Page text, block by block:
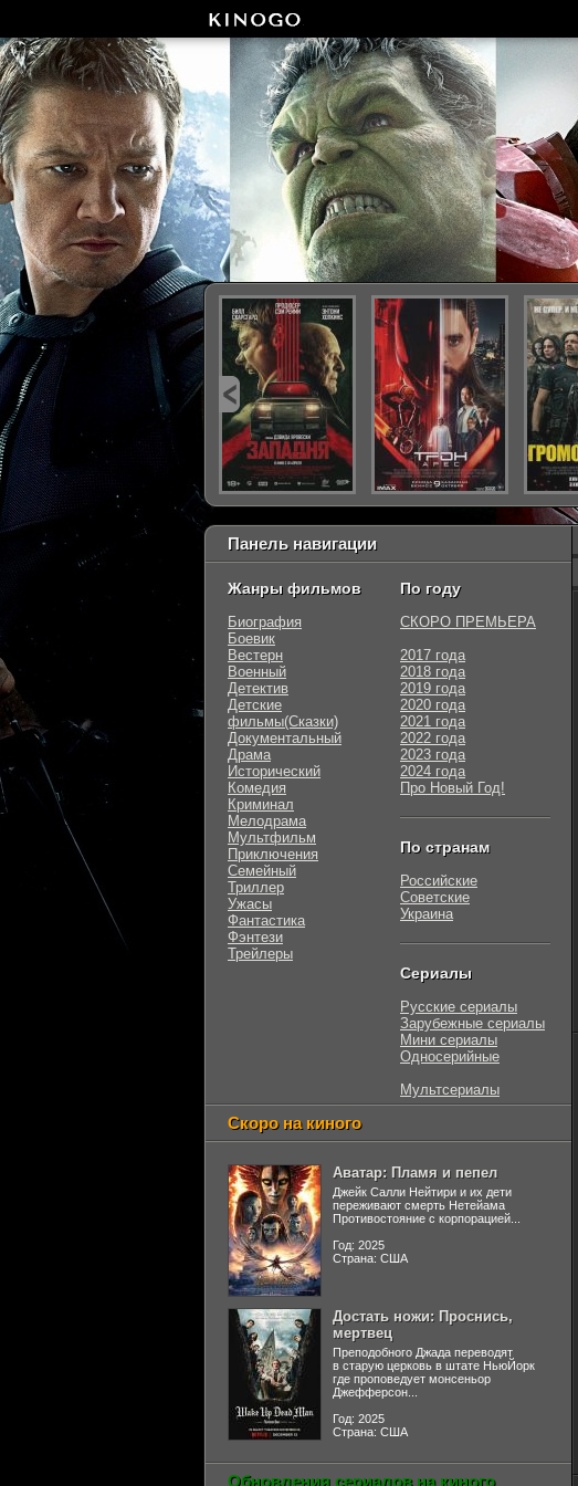
Панель навигации
Жанры фильмов
Биография
Боевик
Вестерн
Военный
Детектив
Детские
фильмы(Сказки)
Документальный
Драма
Исторический
Комедия
Криминал
Мелодрама
Мультфильм
Приключения
Семейный
Триллер
Ужасы
Фантастика
Фэнтези
Трейлеры
По году
СКОРО ПРЕМЬЕРА
2017 года
2018 года
2019 года
2020 года
2021 года
2022 года
2023 года
2024 года
Про Новый Год!
По странам
Российские
Советские
Украина
Сериалы
Русские сериалы
Зарубежные сериалы
Мини сериалы
Односерийные
Мультсериалы
Скоро на киного
Аватар: Пламя и пепел
Джейк Салли Нейтири и их дети
переживают смерть Нетейама
Противостояние с корпорацией...
Год: 2025
Страна: США
Достать ножи: Проснись,
мертвец
Преподобного Джада переводят
в старую церковь в штате НьюЙорк
где проповедует монсеньор
Джефферсон...
Год: 2025
Страна: США
Обновления сериалов на киного